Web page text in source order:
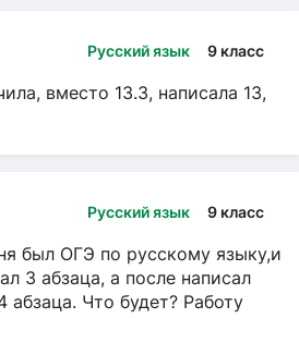
Русский язык 9 класс
вместо 13.3, написала 13,
Русский язык 9 класс
был ОГЭ по русскому языку,и
3 абзаца, а после написал
абзаца. Что будет? Работу